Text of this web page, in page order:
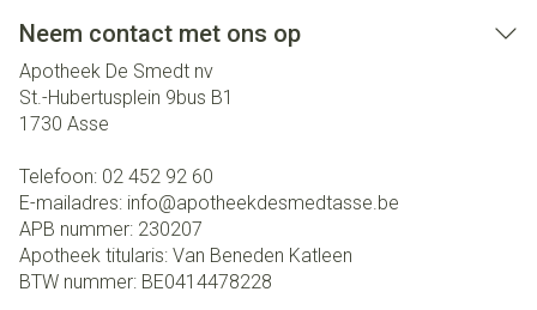
Neem contact met ons op
Apotheek De Smedt nv
St.-Hubertusplein 9bus B1
1730 Asse
Telefoon: 02 452 92 60
E-mailadres: info@apotheekdesmedtasse.be
APB nummer: 230207
Apotheek titularis: Van Beneden Katleen
BTW nummer: BE0414478228